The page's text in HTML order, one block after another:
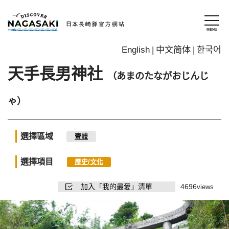
English 中文简体 한국어
天手長男神社 （あまのたながおじんじ
ゃ）
選擇區域 壹岐
選擇項目 歷史/文化
加入「我的最愛」清單 4696views